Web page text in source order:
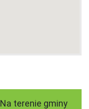
Na terenie gminy